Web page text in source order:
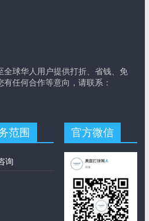
全球华人用户提供打折、省钱、免
任何合作等意向，请联系：
范围
询
官方微信